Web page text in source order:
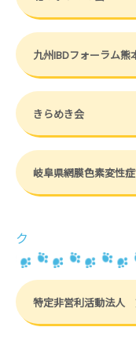
九州IBDフォーラム熊
きらめき会
岐阜県網膜色素変性
ク
特定非営利活動法人